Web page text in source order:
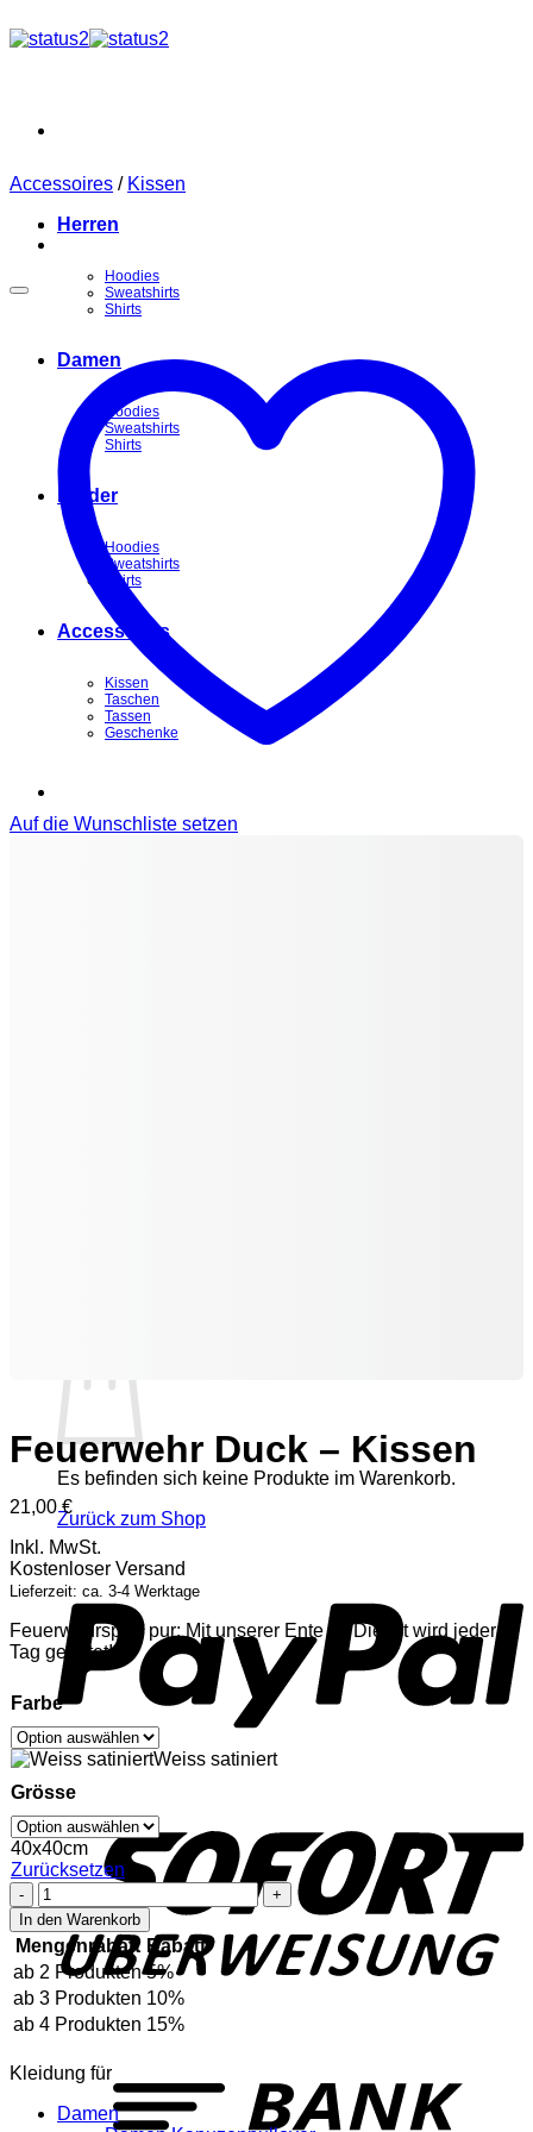
Inhalt
Herren
Hoodies
Sweatshirts
Shirts
Damen
Hoodies
Sweatshirts
Shirts
Kinder
Hoodies
Sweatshirts
Shirts
Accessoires
Kissen
Taschen
Tassen
Geschenke
Es befinden sich keine Produkte im Warenkorb.
Zurück zum Shop
Accessoires / Kissen
Auf die Wunschliste setzen
Feuerwehr Duck – Kissen
21,00€
Inkl. MwSt.
Kostenloser Versand
Lieferzeit: ca. 3-4 Werktage
Feuerwehrspaß pur: Mit unserer Ente im Dienst wird jeder
Tag gerettet!
Farbe
Weiss satiniert
Grösse
40x40cm
Zurücksetzen
Feuerwehr
Duck
-
Kissen
Menge
In den Warenkorb
Mengenrabatt Rabatt
ab 2 Produkten 5%
ab 3 Produkten 10%
ab 4 Produkten 15%
Kleidung für
Damen